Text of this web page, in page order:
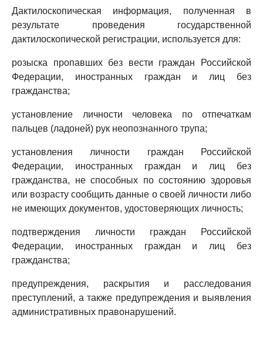
Дактилоскопическая информация, полученная в
результате проведения государственной
дактилоскопической регистрации, используется для:
розыска пропавших без вести граждан Российской
Федерации, иностранных граждан и лиц без
гражданства;
установление личности человека по отпечаткам
пальцев (ладоней) рук неопознанного трупа;
установления личности граждан Российской
Федерации, иностранных граждан и лиц без
гражданства, не способных по состоянию здоровья
или возрасту сообщить данные о своей личности либо
не имеющих документов, удостоверяющих личность;
подтверждения личности граждан Российской
Федерации, иностранных граждан и лиц без
гражданства;
предупреждения, раскрытия и расследования
преступлений, а также предупреждения и выявления
административных правонарушений.